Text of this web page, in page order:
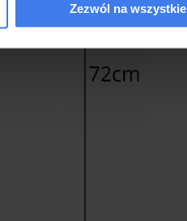
Zezwól na wszystkie